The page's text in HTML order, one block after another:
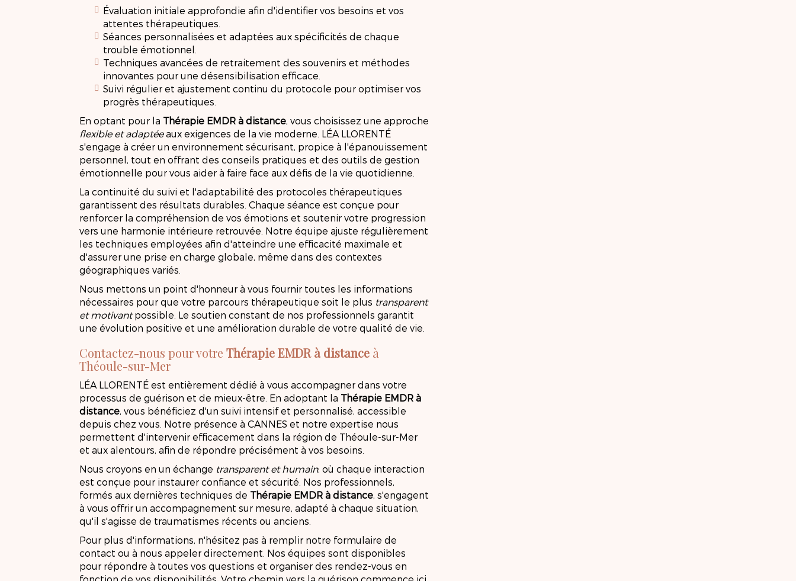
Évaluation initiale approfondie afin d'identifier vos besoins et vos
attentes thérapeutiques.
Séances personnalisées et adaptées aux spécificités de chaque
trouble émotionnel.
Techniques avancées de retraitement des souvenirs et méthodes
innovantes pour une désensibilisation efficace.
Suivi régulier et ajustement continu du protocole pour optimiser vos
progrès thérapeutiques.
En optant pour la Thérapie EMDR à distance, vous choisissez une approche
flexible et adaptéeaux exigences de la vie moderne. LÉA LLORENTÉ
s'engage à créer un environnement sécurisant, propice à l'épanouissement
personnel, tout en offrant des conseils pratiques et des outils de gestion
émotionnelle pour vous aider à faire face aux défis de la vie quotidienne.
La continuité du suivi et l'adaptabilité des protocoles thérapeutiques
garantissent des résultats durables. Chaque séance est conçue pour
renforcer la compréhension de vos émotions et soutenir votre progression
vers une harmonie intérieure retrouvée. Notre équipe ajuste régulièrement
les techniques employées afin d'atteindre une efficacité maximale et
d'assurer une prise en charge globale, même dans des contextes
géographiques variés.
Nous mettons un point d'honneur à vous fournir toutes les informations
nécessaires pour que votre parcours thérapeutique soit le plus transparent
et motivantpossible. Le soutien constant de nos professionnels garantit
une évolution positive et une amélioration durable de votre qualité de vie.
Contactez-nous pour votreThérapie EMDR à distance à
Théoule-sur-Mer
LÉA LLORENTÉ est entièrement dédié à vous accompagner dans votre
processus de guérison et de mieux-être. En adoptant la Thérapie EMDR à
distance, vous bénéficiez d'un suivi intensif et personnalisé, accessible
depuis chez vous. Notre présence à CANNES et notre expertise nous
permettent d'intervenir efficacement dans la région de Théoule-sur-Mer
et aux alentours, afin de répondre précisément à vos besoins.
Nous croyons en un échange transparent et humain, où chaque interaction
est conçue pour instaurer confiance et sécurité. Nos professionnels,
formés aux dernières techniques de Thérapie EMDR à distance, s'engagent
à vous offrir un accompagnement sur mesure, adapté à chaque situation,
qu'il s'agisse de traumatismes récents ou anciens.
Pour plus d'informations, n'hésitez pas à remplir notre formulaire de
contact ou à nous appeler directement. Nos équipes sont disponibles
pour répondre à toutes vos questions et organiser des rendez-vous en